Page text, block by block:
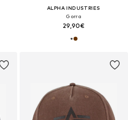
ALPHA INDUSTRIES
Gorra
29,90€